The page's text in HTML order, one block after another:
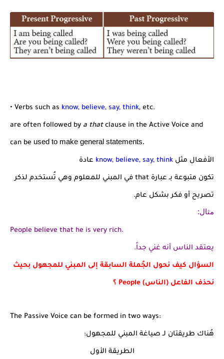
• Verbs such as know, believe, say, think, etc.
are often followed by a that clause in the Active Voice and
can be used to make general statements.
الأفعال مثل know, believe, say, think عادة
تكون متبوعة بـ عبارة that في المبني للمعلوم وهي تُستخدم لذكر
تصريح أو فكر بشكل عام.
مثال:
People believe that he is very rich.
يعتقد الناس أنه غني جداً.
السؤال كيف نحول الجُملة السابقة إلى المبني للمجهول بحيث
نحذف الفاعل (الناس) People ؟
The Passive Voice can be formed in two ways:
هُناك طريقتان لـ صياغة المبني للمجهول:
الطريقة الأول